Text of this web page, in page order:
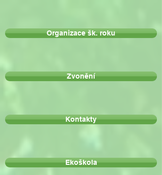
Organizace šk. roku
Zvonění
Kontakty
Ekoškola